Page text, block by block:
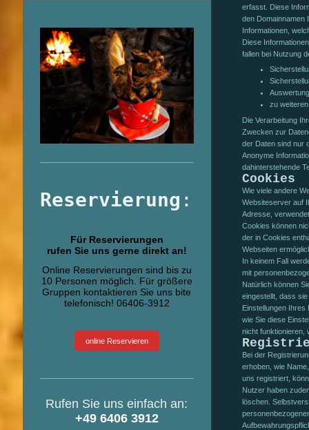
Reservierung :
Für Reservierungen
rufen Sie uns gerne direkt an!
Online Reservierungen sind bis zu
10 Personen möglich. Für größere
Gruppen kontaktieren Sie uns bite
telefonisch! 06406-3912
online Reservieren
Rufen Sie uns einfach an:
+49 6406 3912
erfasst. Diese
den Domainnamen
Informationen,
Diese
fallen bei Nutzung
zu
Die Verarbeitung
Zwecken zur
der Daten sind nur
Anonyme
dahinterstehende
Cookies
Wie viele andere
Websiteserver auf
Adresse,
Cookies können
der in Cookies
Webseiten
In keinem Fall
mit
Natürlich können
eingestellt, dass
Einstellungen
wie Sie diese
nicht funktionieren,
Bei der
erhoben, wie
uns registriert,
Nutzer haben
löschen.